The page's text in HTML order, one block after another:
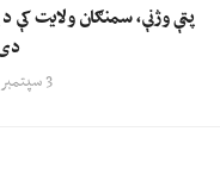
پټې وژنې، سمنګان ولایت
3 سپتمبر 2025